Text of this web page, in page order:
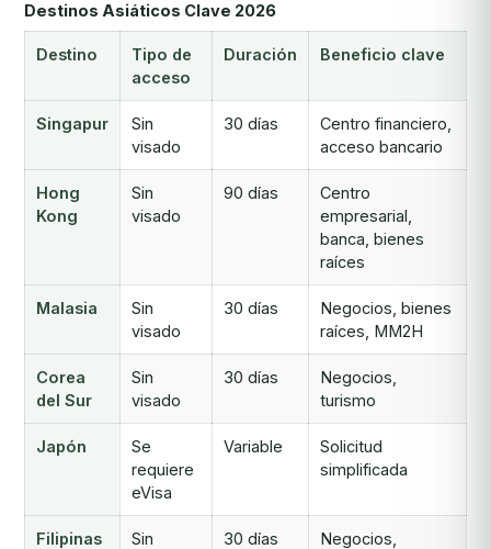
Destinos Asiáticos Clave 2026
Destino
Tipo de
acceso
Duración Beneficio clave
Singapur
Sin
visado
30 días
Centro financiero,
acceso bancario
Hong
Kong
Sin
visado
90 días
Centro
empresarial,
banca, bienes
raíces
Malasia
Sin
visado
30 días
Negocios, bienes
raíces, MM2H
Corea
del Sur
Sin
visado
30 días
Negocios,
turismo
Japón
Se
requiere
eVisa
Variable
Solicitud
simplificada
Filipinas
Sin
30 días
Negocios,